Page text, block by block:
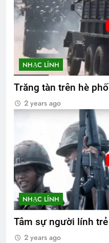
NHẠC LÍNH
Trăng tàn trên hè phố
2 years ago
NHẠC LÍNH
Tâm sự người lính trẻ
2 years ago